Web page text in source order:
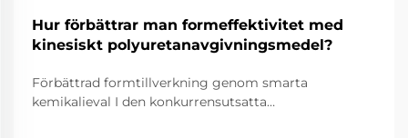
Hur förbättrar man formeffektivitet med
kinesiskt polyuretanavgivningsmedel?
Förbättrad formtillverkning genom smarta
kemikalieval I den konkurrensutsatta